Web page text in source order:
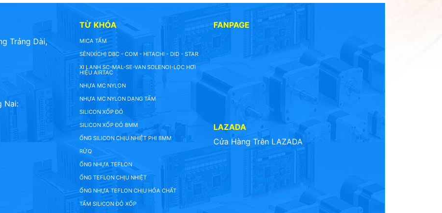
Trảng Dài,
Nai:
TỪ KHÓA
MICA TẤM
SÊN(XÍCH) DBC - COM - HITACHI - DID - STAR
XI LANH SC-MAL-SE-VAN SOLENOI-LỌC HƠI
HIỆU AIRTAC
NHỰA MC NYLON
NHỰA MC NYLON DẠNG TẤM
SILICON XỐP ĐỎ
SILICON XỐP ĐỎ 8MM
ỐNG SILICON CHỊU NHIỆT PHI 8MM
RỬQ
ỐNG NHỰA TEFLON
ỐNG TEFLON CHỊU NHIỆT
ỐNG NHỰA TEFLON CHỊU HÓA CHẤT
TẤM SILICON ĐỎ XỐP
FANPAGE
LAZADA
Cửa Hàng Trên LAZADA